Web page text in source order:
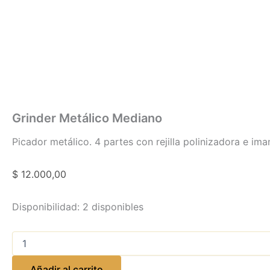
Grinder Metálico Mediano
Picador metálico. 4 partes con rejilla polinizadora e
$ 12.000,00
Disponibilidad: 2 disponibles